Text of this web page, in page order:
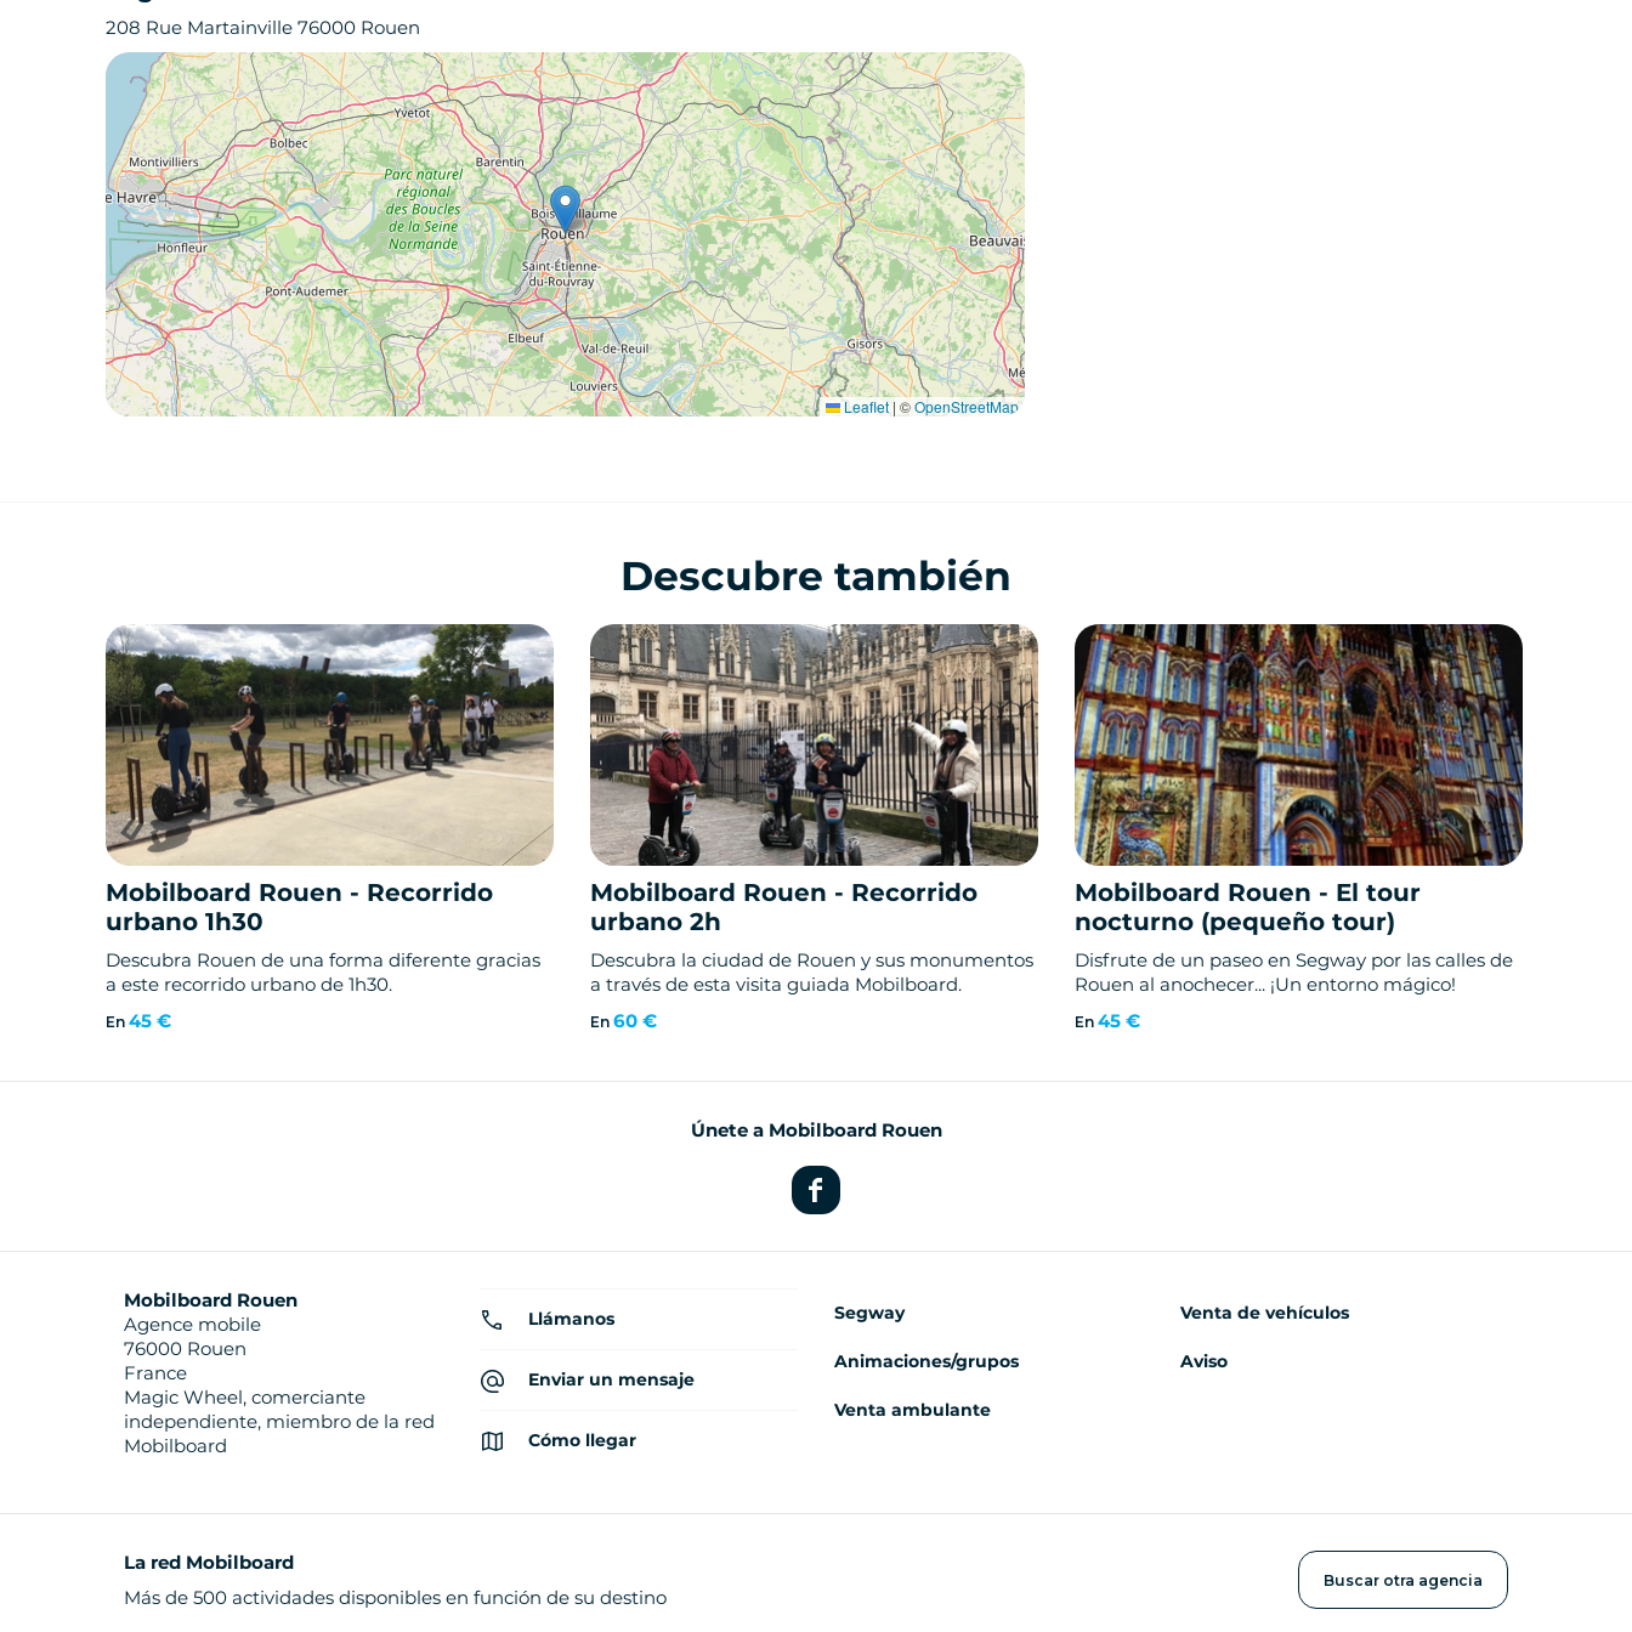
208 Rue Martainville 76000 Rouen
Leaflet | ©OpenStreetMap
Descubre también
Mobilboard Rouen - Recorrido
urbano 1h30
Descubra Rouen de una forma diferente gracias
a este recorrido urbano de 1h30.
En 45 €
Mobilboard Rouen - Recorrido
urbano 2h
Descubra la ciudad de Rouen y sus monumentos
a través de esta visita guiada Mobilboard.
En60 €
Mobilboard Rouen - El tour
nocturno (pequeño tour)
Disfrute de un paseo en Segway por las calles de
Rouen al anochecer... ¡Un entorno mágico!
En45 €
Únete a Mobilboard Rouen
Mobilboard Rouen
Agence mobile
76000 Rouen
France
Magic Wheel, comerciante
independiente, miembro de la red
Mobilboard
Llámanos
Enviar un mensaje
Cómo llegar
Segway
Animaciones/grupos
Venta ambulante
Venta de vehículos
Aviso
La red Mobilboard
Más de 500 actividades disponibles en función de su destino
Buscar otra agencia